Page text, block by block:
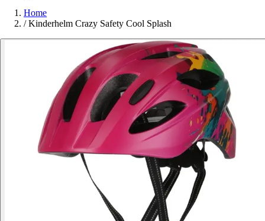
Home
/ Kinderhelm Crazy Safety Cool Splash